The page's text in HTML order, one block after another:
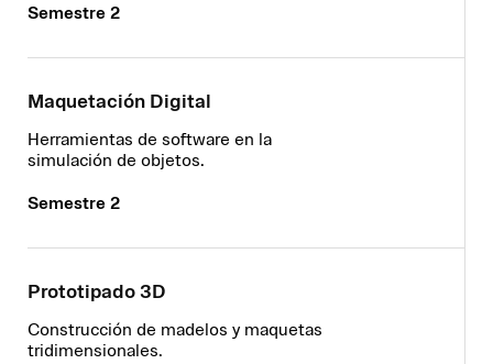
Semestre 2
Maquetación Digital
Herramientas de software en la
simulación de objetos.
Semestre 2
Prototipado 3D
Construcción de madelos y maquetas
tridimensionales.